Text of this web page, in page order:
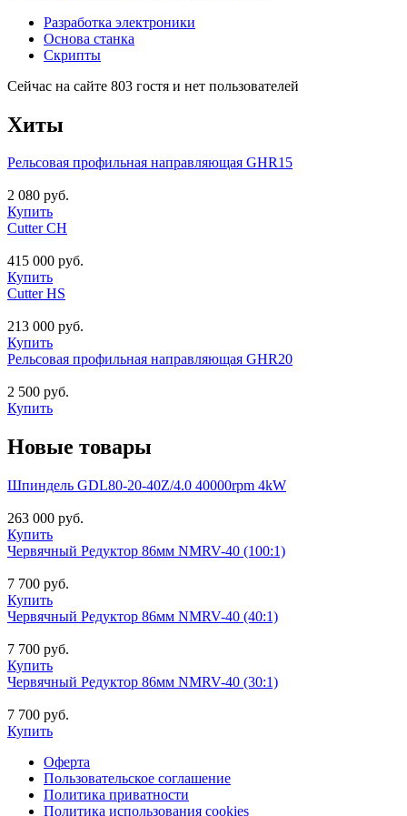
Разработка электроники
Основа станка
Скрипты
Сейчас на сайте 803 гостя и нет пользователей
Хиты
Рельсовая профильная направляющая GHR15
2 080 руб.
Купить
Cutter CH
415 000 руб.
Купить
Cutter HS
213 000 руб.
Купить
Рельсовая профильная направляющая GHR20
2 500 руб.
Купить
Новые товары
Шпиндель GDL80-20-40Z/4.0 40000rpm 4kW
263 000 руб.
Купить
Червячный Редуктор 86мм NMRV-40 (100:1)
7 700 руб.
Купить
Червячный Редуктор 86мм NMRV-40 (40:1)
7 700 руб.
Купить
Червячный Редуктор 86мм NMRV-40 (30:1)
7 700 руб.
Купить
Оферта
Пользовательское соглашение
Политика приватности
Политика использования cookies